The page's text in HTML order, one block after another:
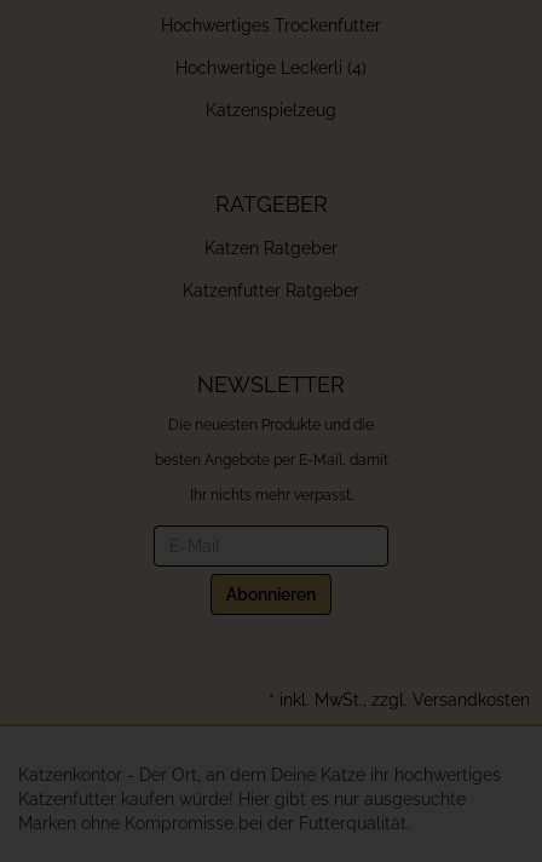
Hochwertiges Trockenfutter
Hochwertige Leckerli (4)
Katzenspielzeug
RATGEBER
Katzen Ratgeber
Katzenfutter Ratgeber
NEWSLETTER
Die neuesten Produkte und die
besten Angebote per E-Mail, damit
Ihr nichts mehr verpasst.
Abonnieren
* inkl. MwSt., zzgl. Versandkosten
Katzenkontor - Der Ort, an dem Deine Katze ihr hochwertiges
Katzenfutter kaufen würde! Hier gibt es nur ausgesuchte
Marken ohne Kompromisse bei der Futterqualität.